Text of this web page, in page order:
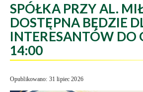
SPÓŁKA PRZY AL.
DOSTĘPNA BĘDZIE
INTERESANTÓW DO
14:00
Opublikowano: 31 lipiec 2026